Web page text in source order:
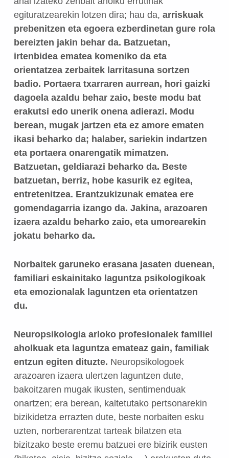
egituratzearekin lotzen dira; hau da, arriskuak
prebenitzen eta egoera ezberdinetan gure rola
bereizten jakin behar da. Batzuetan,
irtenbidea ematea komeniko da eta
orientatzea zerbaitek larritasuna sortzen
badio. Portaera txarraren aurrean, hori gaizki
dagoela azaldu behar zaio, beste modu bat
erakutsi edo unerik onena adierazi. Modu
berean, mugak jartzen eta ez amore ematen
ikasi beharko da; halaber, sariekin indartzen
eta portaera onarengatik mimatzen.
Batzuetan, geldiarazi beharko da. Beste
batzuetan, berriz, hobe kasurik ez egitea,
entretenitzea. Erantzukizunak ematea ere
gomendagarria izango da. Jakina, arazoaren
izaera azaldu beharko zaio, eta umorearekin
jokatu beharko da.
Norbaitek garuneko erasana jasaten duenean,
familiari eskainitako laguntza psikologikoak
eta emozionalak laguntzen eta orientatzen
du.
Neuropsikologia arloko profesionalek familiei
aholkuak eta laguntza emateaz gain, familiak
entzun egiten dituzte. Neuropsikologoek
arazoaren izaera ulertzen laguntzen dute,
bakoitzaren mugak ikusten, sentimenduak
onartzen; era berean, kaltetutako pertsonarekin
bizikidetza errazten dute, beste norbaiten esku
uzten, norberarentzat tarteak bilatzen eta
bizitzako beste eremu batzuei ere bizirik eusten